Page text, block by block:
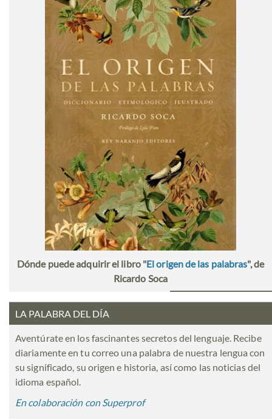
Dónde puede adquirir el libro "El origen de las palabras", de
Ricardo Soca
LA PALABRA DEL DÍA
Aventúrate en los fascinantes secretos del lenguaje. Recibe
diariamente en tu correo una palabra de nuestra lengua con
su significado, su origen e historia, así como las noticias del
idioma español.
En colaboración con Superprof